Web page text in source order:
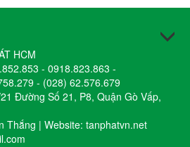
HCM
- 0918.823.863 -
- (028) 62.576.679
Đường Số 21, P8, Quận Gò Vấp,
Thắng | Website: tanphatvn.net